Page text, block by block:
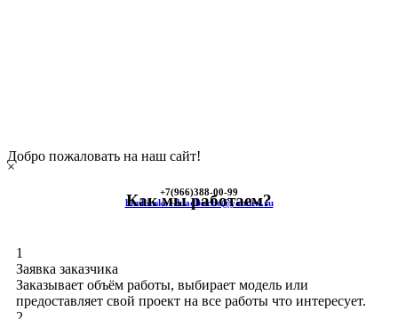
Добро пожаловать на наш сайт!
+7(966)388-00-99
himkinskoe-kladbische@yandex.ru
×
Как мы работаем?
1
Заявка заказчика
Заказывает объём работы, выбирает модель или
предоставляет свой проект на все работы что интересует.